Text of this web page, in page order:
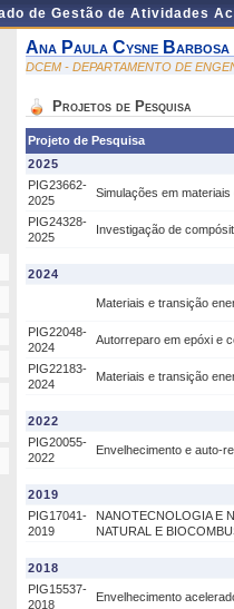
de Gestão de Atividades
Ana Paula Cysne Barbosa
DCEM - DEPARTAMENTO DE
Projetos de Pesquisa
Projeto de Pesquisa
2025
PIG23662-
2025
Simulações em
PIG24328-
2025
Investigação de
2024
Materiais e transição
PIG22048-
2024
Autorreparo em epóxi e
PIG22183-
2024
Materiais e transição
2022
PIG20055-
2022
Envelhecimento e auto-
2019
PIG17041-
2019
NANOTECNOLOGIA E
NATURAL E
2018
PIG15537-
2018
Envelhecimento